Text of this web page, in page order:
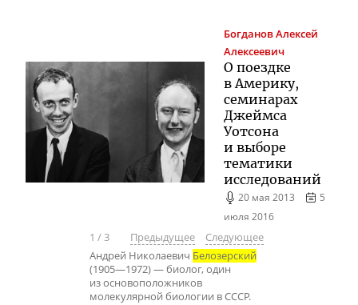
БогдановАлексей
Алексеевич
О поездке
в Америку,
семинарах
Джеймса
Уотсона
и выборе
тематики
исследований
20 мая 2013
5
июля 2016
1 /3 Предыдущее
Следующее
Андрей Николаевич Белозерский
(1905—1972) — биолог, один
из основоположников
молекулярной биологии в СССР.